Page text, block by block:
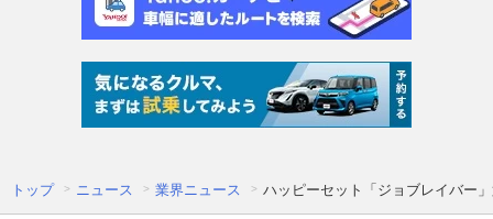
トップ ニュース 業界ニュース ハッピーセット「ジョブレイバー